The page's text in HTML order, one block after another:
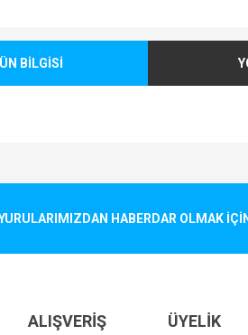
BİLGİSİ
kalitesiz, bozuk veya görüntülenemiyor.
farklı alternatifler olmalı.
HABERDAR OLMAK
ALIŞVERİŞ ÜYELİK